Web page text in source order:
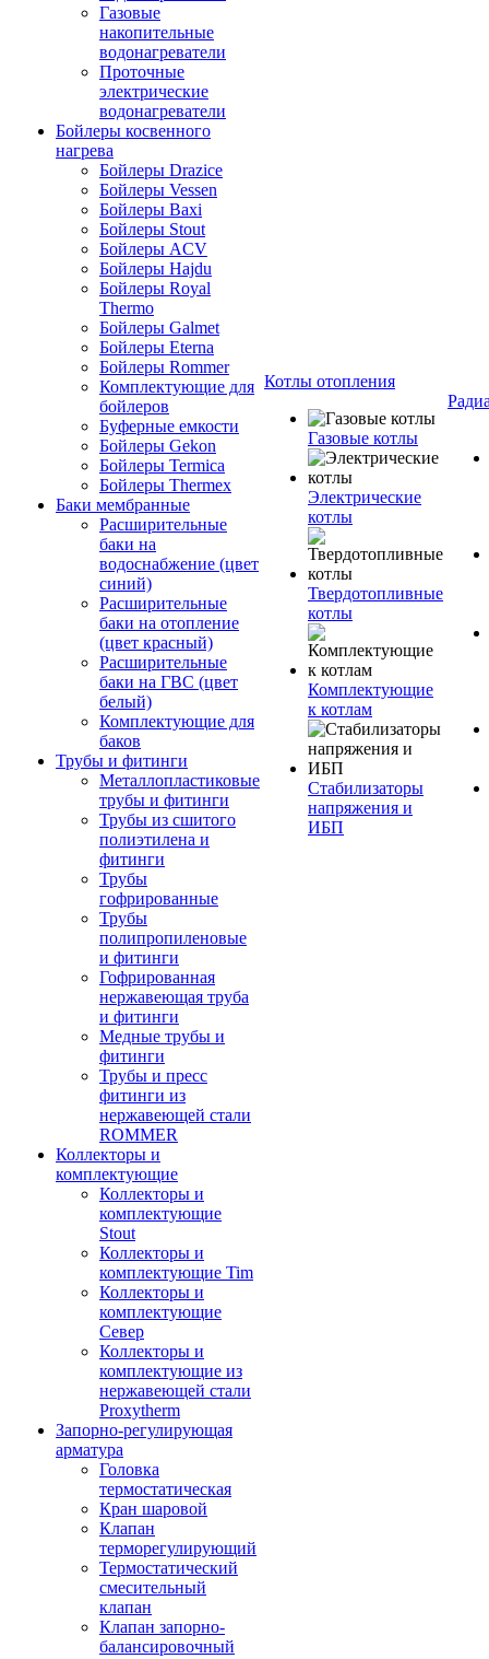
Газовые
накопительные
водонагреватели
Проточные
электрические
водонагреватели
Бойлеры косвенного
нагрева
Бойлеры Drazice
Бойлеры Vessen
Бойлеры Baxi
Бойлеры Stout
Бойлеры ACV
Бойлеры Hajdu
Бойлеры Royal
Thermo
Бойлеры Galmet
Бойлеры Eterna
Бойлеры Rommer
Комплектующие для
бойлеров
Буферные емкости
Бойлеры Gekon
Бойлеры Termica
Бойлеры Thermex
Баки мембранные
Расширительные
баки на
водоснабжение (цвет
синий)
Расширительные
баки на отопление
(цвет красный)
Расширительные
баки на ГВС (цвет
белый)
Комплектующие для
баков
Трубы и фитинги
Металлопластиковые
трубы и фитинги
Трубы из сшитого
полиэтилена и
фитинги
Трубы
гофрированные
Трубы
полипропиленовые
и фитинги
Гофрированная
нержавеющая труба
и фитинги
Медные трубы и
фитинги
Трубы и пресс
фитинги из
нержавеющей стали
ROMMER
Коллекторы и
комплектующие
Коллекторы и
комплектующие
Stout
Коллекторы и
комплектующие Tim
Коллекторы и
комплектующие
Север
Коллекторы и
комплектующие из
нержавеющей стали
Proxytherm
Запорно-регулирующая
арматура
Головка
термостатическая
Кран шаровой
Клапан
терморегулирующий
Термостатический
смесительный
клапан
Клапан запорно-
балансировочный
Котлы отопления
Газовые котлы
Электрические
котлы
Твердотопливные
котлы
Комплектующие
к котлам
Стабилизаторы
напряжения и
ИБП